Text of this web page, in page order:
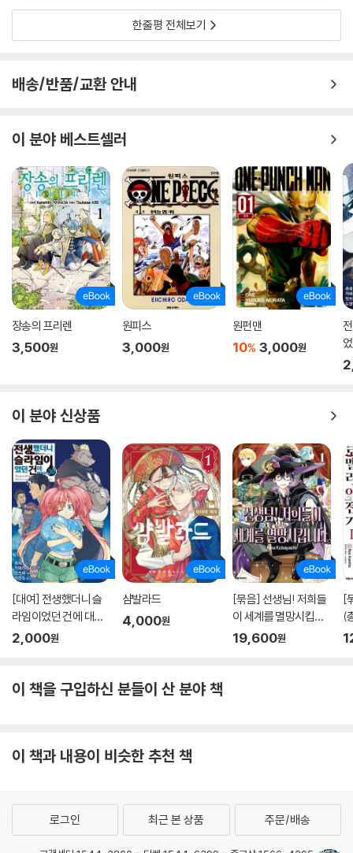
한줄평 전체보기
배송/반품/교환 안내
이 분야 베스트셀러
장송의 프리렌
3,500원
원피스
3,000원
원펀맨
10% 3,000원
이 분야 신상품
[대여] 전생했더니 슬
라임이었던 건에 대하
여(코믹스) 30권
2,000원
샴발라드
4,000원
[묶음] 선생님! 저희들
이 세계를 멸망시킵니
다 (총8권/미완결)
19,600원
[
(
이 책을 구입하신 분들이 산 분야 책
이 책과 내용이 비슷한 추천 책
로그인 최근 본 상품 주문/배송